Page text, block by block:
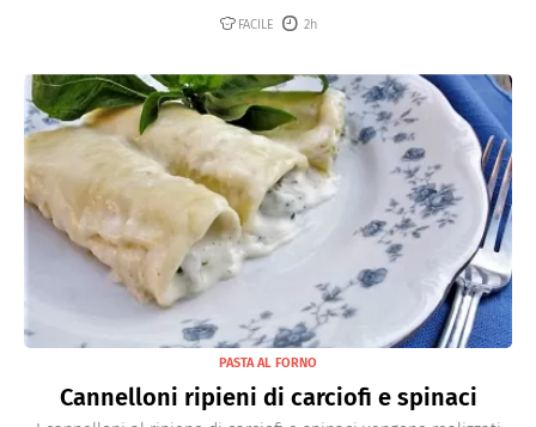
FACILE 2h
PASTA AL FORNO
Cannelloni ripieni di carciofi e spinaci